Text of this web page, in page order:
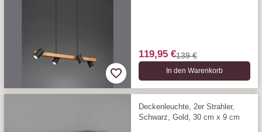
119,95 €139 €
In den Warenkorb
Deckenleuchte, 2er Strahler,
Schwarz, Gold, 30 cm x 9 cm